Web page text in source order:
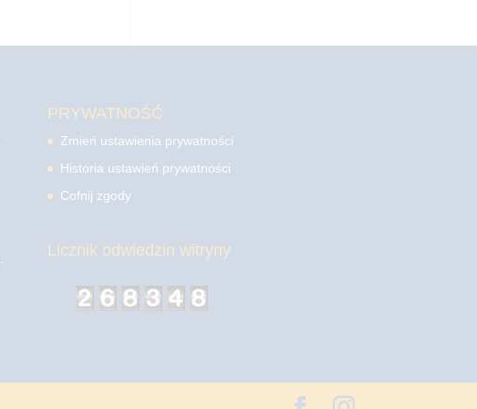
PRYWATNOŚĆ
Zmień ustawienia prywatności
Historia ustawień prywatności
Cofnij zgody
Licznik odwiedzin witryny